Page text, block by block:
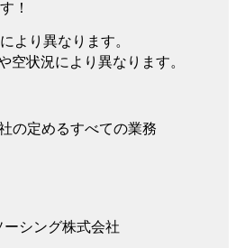
！
より異なります。
空状況により異なります。
の定めるすべての業務